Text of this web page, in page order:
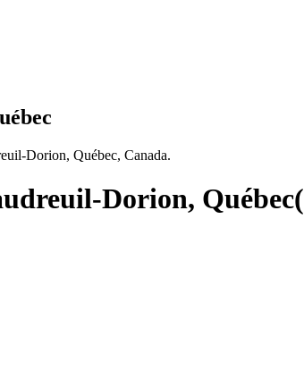
Dorion, Québec, Canada.
Dorion, Québec(